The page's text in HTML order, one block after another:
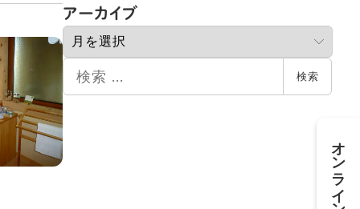
アーカイブ
ー
イ
検
索
検索
オンライン相談